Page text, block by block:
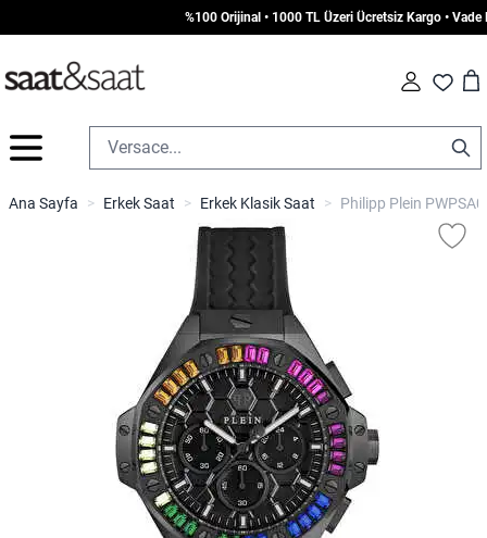
%100 Orijinal • 1000 TL Üzeri Ücretsiz Kargo • Vade
Fav Cart
İçeriğe geç
Ana Sayfa > Erkek Saat > Erkek Klasik Saat > Philipp Plein